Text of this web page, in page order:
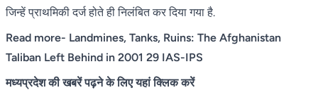
जिन्हें प्राथमिकी दर्ज होते ही निलंबित कर दिया गया है.
Read more- Landmines, Tanks, Ruins: The Afghanistan
Taliban Left Behind in 2001 29 IAS-IPS
मध्यप्रदेश की खबरें पढ़ने के लिए यहां क्लिक करें